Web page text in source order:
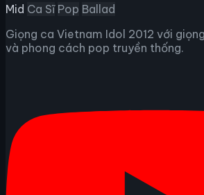
Mid Ca Sĩ Pop Ballad
Giọng ca Vietnam Idol 2012 với
và phong cách pop truyền thống.